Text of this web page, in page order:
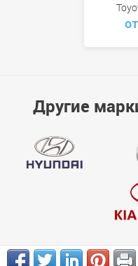
Другие